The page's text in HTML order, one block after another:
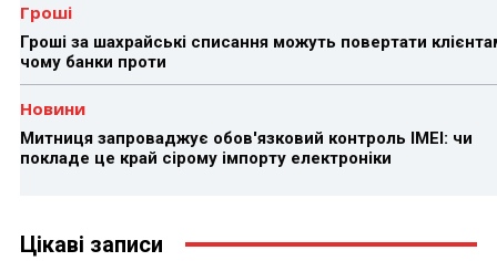
Гроші
Гроші за шахрайські списання можуть повертати
чому банки проти
Новини
Митниця запроваджує обов'язковий контроль IMEI: чи
покладе це край сірому імпорту електроніки
Цікаві записи